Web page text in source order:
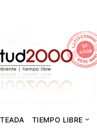
TIEMPO LIBRE